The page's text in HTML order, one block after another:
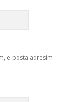
e-posta adresim